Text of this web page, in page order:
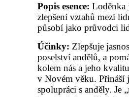
Popis esence: Loděnka
zlepšení vztahů mezi
působí jako průvodci
Účinky: Zlepšuje
poselství andělů, a
kolem nás a jeho
v Novém věku.
spolupráci s anděly. Je